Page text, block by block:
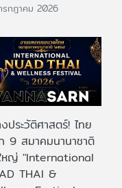
รกฎาคม 2026
ประวัติศาสตร์! ไทย
9 สมาคมนานาชาติ
หญ่ "International
THAI &